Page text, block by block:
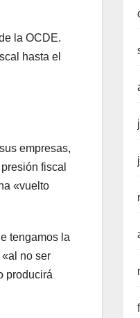
la OCDE.
hasta el
empresas,
fiscal
«vuelto
tengamos la
«al no ser
producirá